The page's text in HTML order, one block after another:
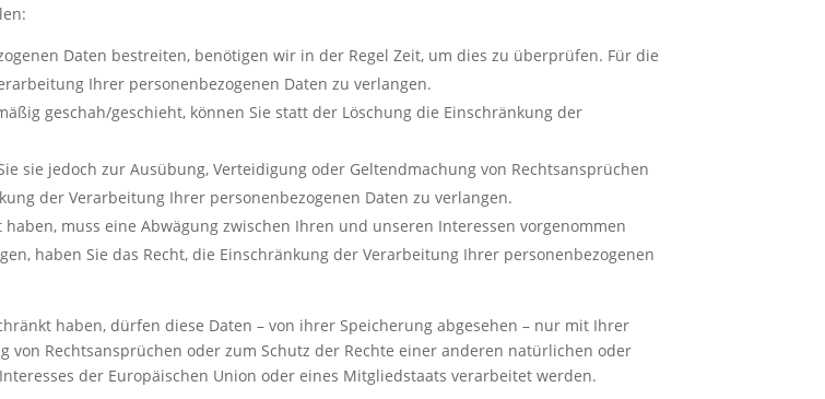
Daten bestreiten, benötigen wir in der Regel Zeit, um dies zu überprüfen. Für die
Ihrer personenbezogenen Daten zu verlangen.
geschah/geschieht, können Sie statt der Löschung die Einschränkung der
sie jedoch zur Ausübung, Verteidigung oder Geltendmachung von Rechtsansprüchen
der Verarbeitung Ihrer personenbezogenen Daten zu verlangen.
muss eine Abwägung zwischen Ihren und unseren Interessen vorgenommen
haben Sie das Recht, die Einschränkung der Verarbeitung Ihrer personenbezogenen
haben, dürfen diese Daten – von ihrer Speicherung abgesehen – nur mit Ihrer
Rechtsansprüchen oder zum Schutz der Rechte einer anderen natürlichen oder
der Europäischen Union oder eines Mitgliedstaats verarbeitet werden.